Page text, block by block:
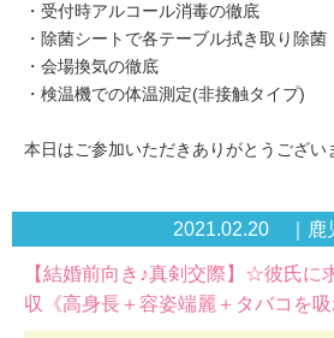
・受付時アルコール消毒の徹底
・除菌シートで各テーブル拭き取り除菌
・会場換気の徹底
・検温機での体温測定(非接触タイプ)
本日はご参加いただきありがとうござい
2021.02.20 ｜鹿
【結婚前向き♪真剣交際】☆彼氏
収《高身長＋容姿端麗＋タバコを吸